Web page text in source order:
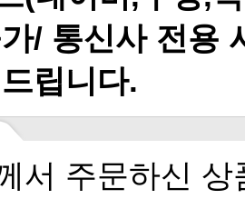
립니다.
서 주문하신